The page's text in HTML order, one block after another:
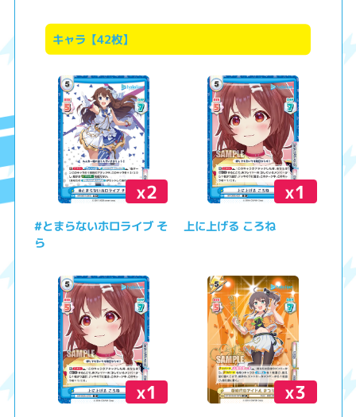
キャラ【42枚】
x2
#とまらないホロライブ そ
ら
x1
上に上げる ころね
x1 x3